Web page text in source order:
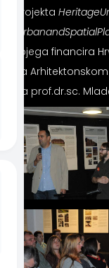
projekta Heritage
UrbanandSpatial
kojega financira
na
ga prof.dr.sc.